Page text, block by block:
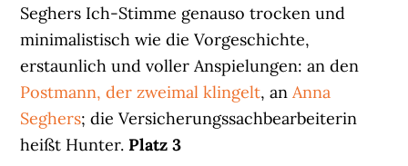
Seghers Ich-Stimme genauso trocken und
minimalistisch wie die Vorgeschichte,
erstaunlich und voller Anspielungen: an den
Postmann, der zweimal klingelt, anAnna
Seghers; die Versicherungssachbearbeiterin
heißt Hunter.Platz 3